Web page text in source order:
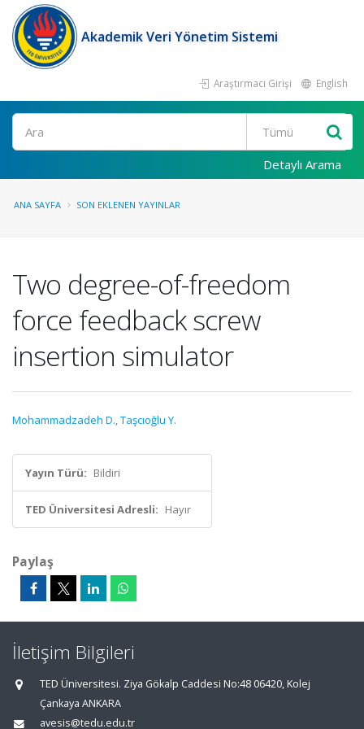
Akademik Veri Yönetim Sistemi
Araştırmacı Girişi English
Ara
Detaylı Arama
ANA SAYFA SON EKLENEN YAYINLAR
Two degree-of-freedom
force feedback screw
insertion simulator
Mohammadzadeh D.,Taşcıoğlu Y.
Yayın Türü: Bildiri
TED Üniversitesi Adresli: Hayır
Paylaş
İletişim Bilgileri
TED Üniversitesi. Ziya Gökalp Caddesi No:48 06420, Kolej
Çankaya ANKARA
avesis@tedu.edu.tr